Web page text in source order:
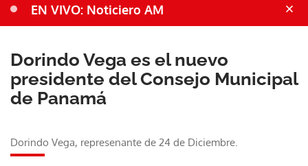
EN VIVO: Noticiero AM
Dorindo Vega es el nuevo
presidente del Consejo Municipal
de Panamá
Dorindo Vega, represenante de 24 de Diciembre.